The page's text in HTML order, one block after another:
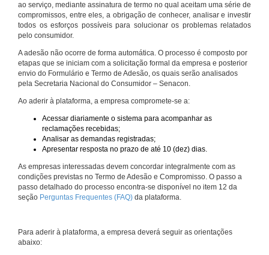
ao serviço, mediante assinatura de termo no qual aceitam uma série de
compromissos, entre eles, a obrigação de conhecer, analisar e investir
todos os esforços possíveis para solucionar os problemas relatados
pelo consumidor.
A adesão não ocorre de forma automática. O processo é composto por
etapas que se iniciam com a solicitação formal da empresa e posterior
envio do Formulário e Termo de Adesão, os quais serão analisados
pela Secretaria Nacional do Consumidor – Senacon.
Ao aderir à plataforma, a empresa compromete-se a:
Acessar diariamente o sistema para acompanhar as
reclamações recebidas;
Analisar as demandas registradas;
Apresentar resposta no prazo de até 10 (dez) dias.
As empresas interessadas devem concordar integralmente com as
condições previstas no Termo de Adesão e Compromisso. O passo a
passo detalhado do processo encontra-se disponível no item 12 da
seção Perguntas Frequentes (FAQ) da plataforma.
Para aderir à plataforma, a empresa deverá seguir as orientações
abaixo: